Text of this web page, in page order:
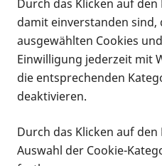
Infomaterial
Durch das Klicken auf den
damit einverstanden sind,
ausgewählten Cookies
Einwilligung jederzeit mit
die entsprechenden
deaktivieren.
Durch das Klicken auf
Auswahl der Cookie-